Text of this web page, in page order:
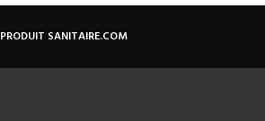
PRODUIT SANITAIRE.COM